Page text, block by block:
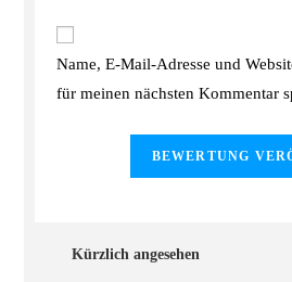
Name, E-Mail-Adresse und
für meinen nächsten Kommentar
Kürzlich angesehen